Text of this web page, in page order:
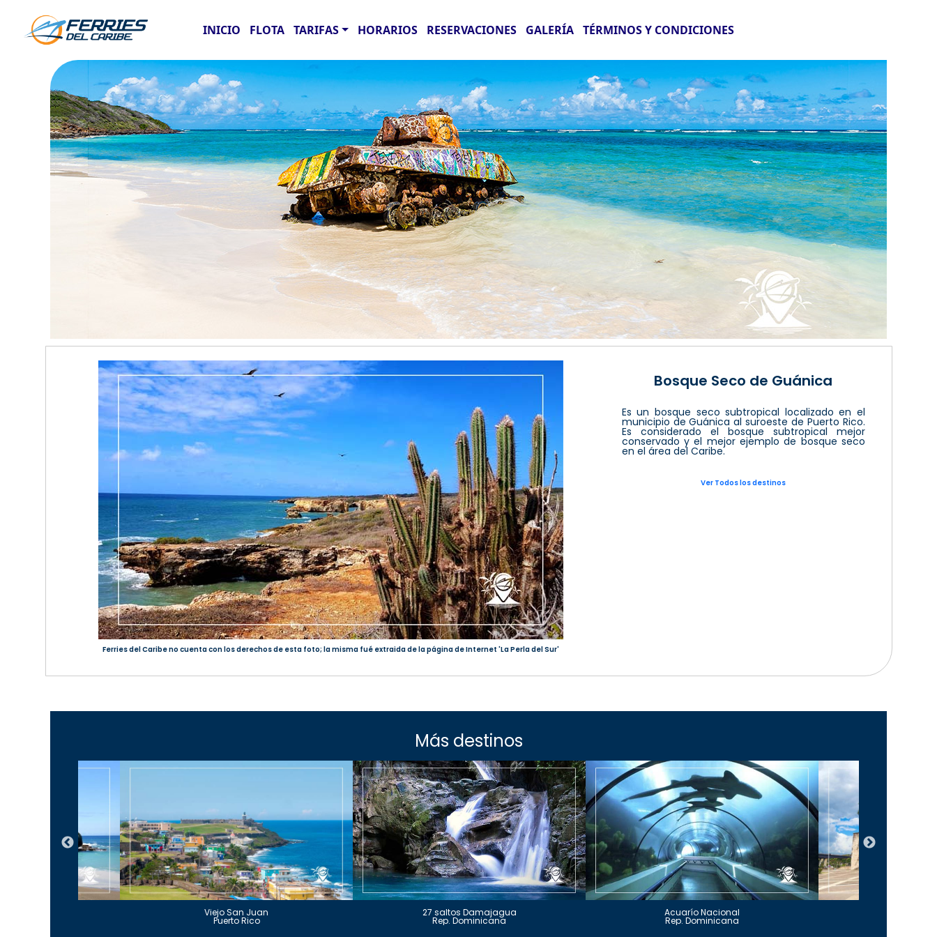
INICIO FLOTA TARIFAS HORARIOS RESERVACIONES GALERÍA TÉRMINOS Y CONDICIONES
Ferries del Caribe no cuenta con los derechos de esta foto; la misma fué extraida de la página de Internet 'La Perla del Sur'
Bosque Seco de Guánica
Es un bosque seco subtropical localizado en el
municipio de Guánica al suroeste de Puerto Rico.
Es considerado el bosque subtropical mejor
conservado y el mejor ejemplo de bosque seco
en el área del Caribe.
Ver Todos los destinos
Más destinos
Viejo San Juan
Puerto Rico
27 saltos Damajagua
Rep. Dominicana
Acuarío Nacional
Rep. Dominicana